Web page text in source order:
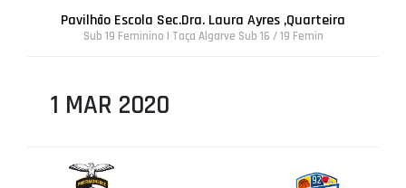
Pavilhão Escola Sec.Dra. Laura Ayres ,Quarteira
Sub 19 Feminino | Taça Algarve Sub 16 / 19 Femin
1 MAR 2020